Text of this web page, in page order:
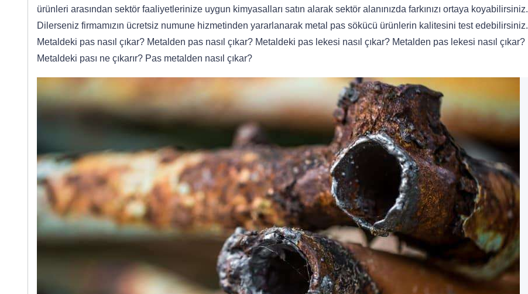
ürünleri arasından sektör faaliyetlerinize uygun kimyasalları satın alarak sektör alanınızda farkınızı ortaya koyabilirsiniz.
Dilerseniz firmamızın ücretsiz numune hizmetinden yararlanarak metal pas sökücü ürünlerin kalitesini test edebilirsiniz.
Metaldeki pas nasıl çıkar? Metalden pas nasıl çıkar? Metaldeki pas lekesi nasıl çıkar? Metalden pas lekesi nasıl çıkar?
Metaldeki pası ne çıkarır? Pas metalden nasıl çıkar?